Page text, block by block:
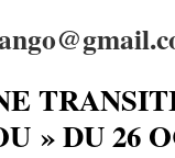
» DU 26